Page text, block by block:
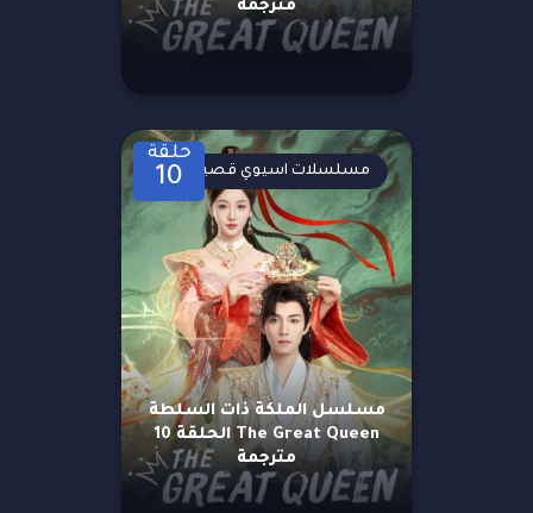
مترجمة
حلقة
10
مسلسل الملكة ذات السلطة
The Great Queen الحلقة 10
مترجمة
مسلسلات اسيوي قصيرة